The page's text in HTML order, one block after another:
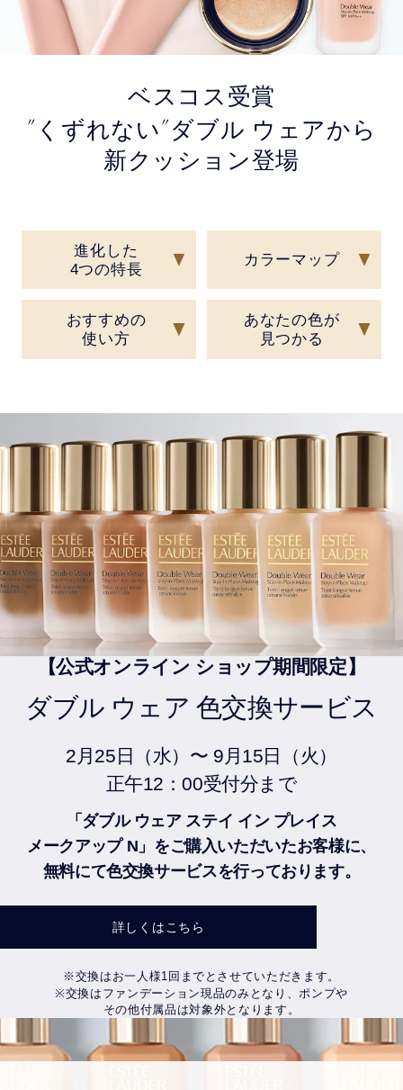
ベスコス受賞
” くずれない”ダブル ウェアから
新クッション登場
進化した
4つの特長
カラーマップ
おすすめの
使い方
あなたの色が
見つかる
【公式オンライン ショップ期間限定】
ダブル ウェア 色交換サービス
2月25日（水）〜 9月15日（火）
正午12：00受付分まで
「ダブル ウェア ステイ イン プレイス
メークアップ N」 をご購入いただいたお客様に、
無料にて色交換サービスを行っております。
詳しくはこちら
※交換はお一人様1回までとさせていただきます。
※交換はファンデーション現品のみとなり、ポンプや
その他付属品は対象外となります。